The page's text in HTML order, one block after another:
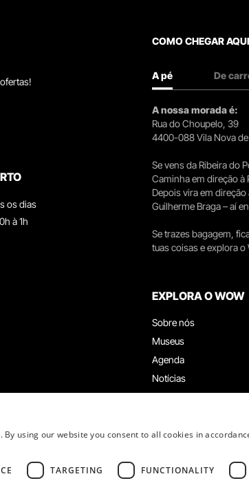
os dias
à 1h
COMO CHEGAR AQUI
A pé De
A nossa morada é:
Rua do Choupelo, 39
4400-088 Vila Nova de
Se vens da Ribeira do
Caminha em direção à
Depois vira em direção
Guilherme Braga – aí
Se trazes bagagem,
tuas coisas e explora
EXPLORA O WOW
Sobre nós
Museus
Agenda
Notícias
Restaurantes
Grupos e Eventos
using our website you consent to all cookies in
TARGETING FUNCTIONALITY